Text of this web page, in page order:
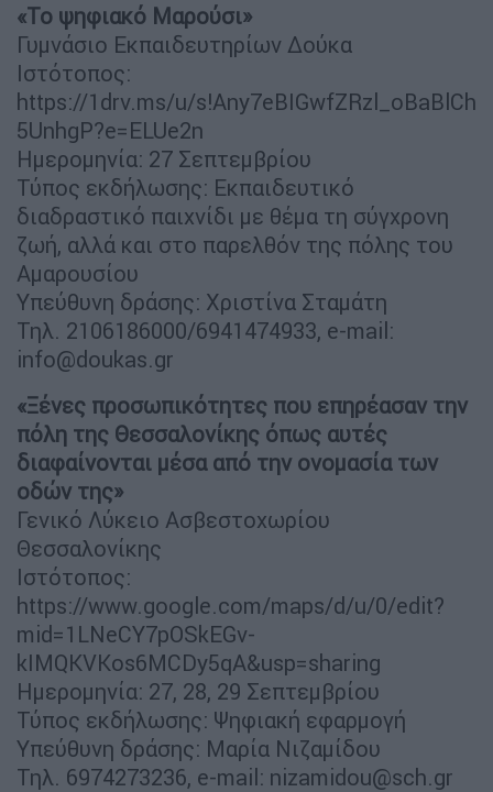
«Το ψηφιακό Μαρούσι»
Γυμνάσιο Εκπαιδευτηρίων Δούκα
Ιστότοπος:
https://1drv.ms/u/s!Any7eBIGwfZRzl_oBaBlCh
5UnhgP?e=ELUe2n
Ημερομηνία: 27 Σεπτεμβρίου
Τύπος εκδήλωσης: Εκπαιδευτικό
διαδραστικό παιχνίδι με θέμα τη σύγχρονη
ζωή, αλλά και στο παρελθόν της πόλης του
Αμαρουσίου
Υπεύθυνη δράσης: Χριστίνα Σταμάτη
Τηλ. 2106186000/6941474933, e-mail:
info@doukas.gr
«Ξένες προσωπικότητες που επηρέασαν την
πόλη της Θεσσαλονίκης όπως αυτές
διαφαίνονται μέσα από την ονομασία των
οδών της»
Γενικό Λύκειο Ασβεστοχωρίου
Θεσσαλονίκης
Ιστότοπος:
https://www.google.com/maps/d/u/0/edit?
mid=1LNeCY7pOSkEGv-
kIMQKVKos6MCDy5qA&usp=sharing
Ημερομηνία: 27, 28, 29 Σεπτεμβρίου
Τύπος εκδήλωσης: Ψηφιακή εφαρμογή
Υπεύθυνη δράσης: Μαρία Νιζαμίδου
Τηλ. 6974273236, e-mail: nizamidou@sch.gr